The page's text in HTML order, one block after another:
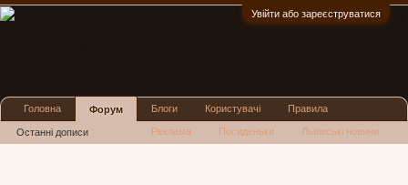
Увійти або зареєструватися
Головна Форум
Останні дописи
Блоги Користувачі Правила
Реклама Посиденьки Львівські новини